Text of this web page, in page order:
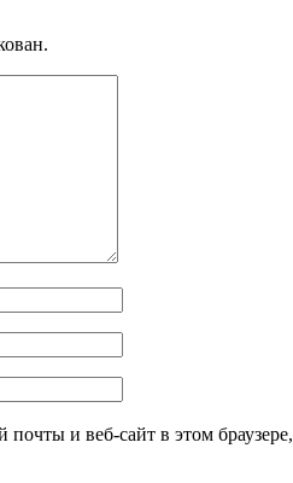
почты и веб-сайт в этом